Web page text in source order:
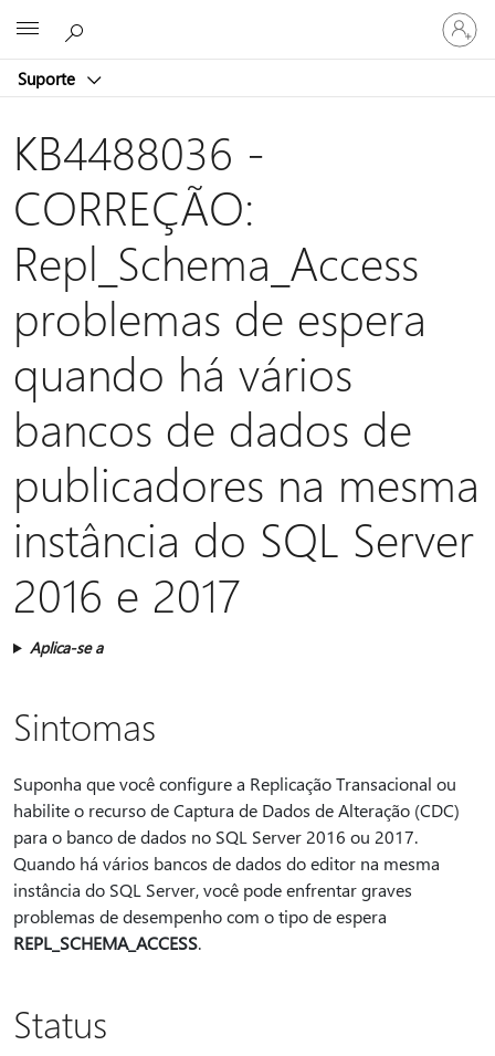
Suporte
Entre
em
sua
KB4488036 -
CORREÇÃO:
Repl_Schema_Access
problemas de espera
quando há vários
bancos de dados de
publicadores na mesma
instância do SQL Server
2016 e 2017
Aplica-se a
Sintomas
Suponha que você configure a Replicação Transacional ou
habilite o recurso de Captura de Dados de Alteração (CDC)
para o banco de dados no SQL Server 2016 ou 2017.
Quando há vários bancos de dados do editor na mesma
instância do SQL Server, você pode enfrentar graves
problemas de desempenho com o tipo de espera
REPL_SCHEMA_ACCESS.
Status